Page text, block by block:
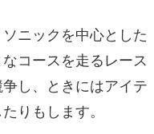
ニックを中心とした
コースを走るレース
し、ときにはアイテ
りもします。